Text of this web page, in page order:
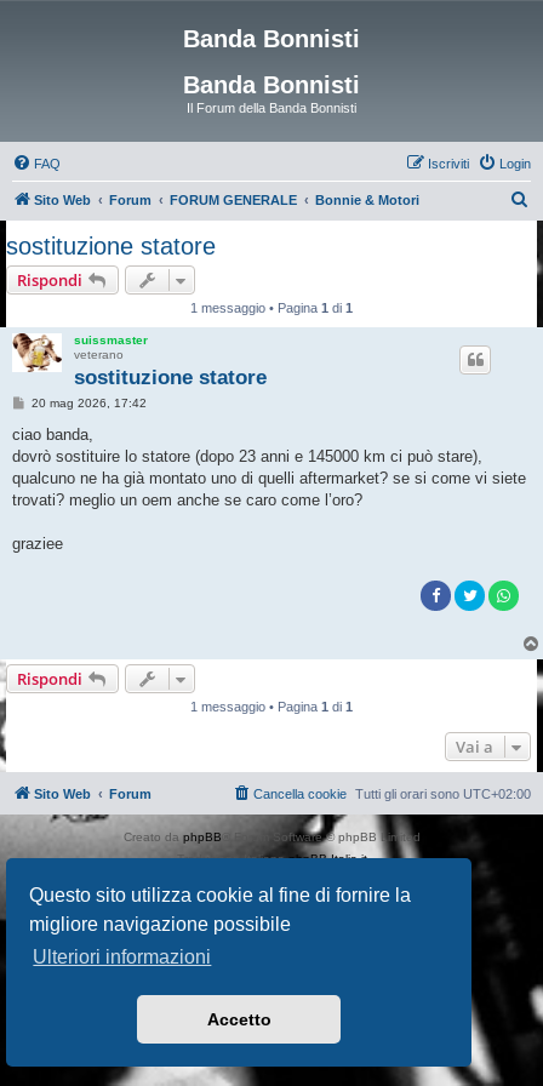
Questo sito utilizza cookie al fine di fornire la
migliore navigazione possibile
Ulteriori informazioni
Accetto
Banda Bonnisti
Banda Bonnisti
Il Forum della Banda Bonnisti
FAQ Login
Iscriviti
Sito Web Forum FORUM GENERALE Bonnie & Motori
sostituzione statore
Rispondi
1 messaggio • Pagina 1 di 1
suissmaster
veterano
sostituzione statore
M
s
a
g
i
20 mag 2026, 17:42
ciao banda,
dovrò sostituire lo statore (dopo 23 anni e 145000 km ci può stare),
qualcuno ne ha già montato uno di quelli aftermarket? se si come vi siete
trovati? meglio un oem anche se caro come l’oro?
graziee
Rispondi
1 messaggio • Pagina 1 di 1
Vai a
Sito Web Forum Tutti gli orari sono UTC+02:00
Cancella cookie
Creato da phpBB ® Forum Software © phpBB Limited
Traduzione ItalianaphpBB-Italia.it
Privacy | Condizioni